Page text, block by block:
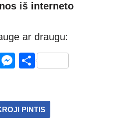
iš interneto
ar draugu:
Vi
M
e
n
S
e
PINTIS